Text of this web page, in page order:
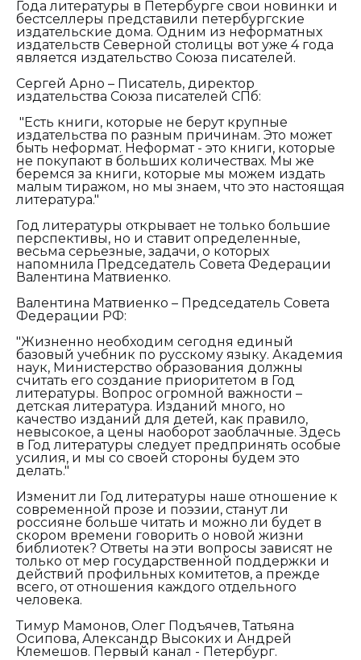
Года литературы в Петербурге свои новинки и
бестселлеры представили петербургские
издательские дома. Одним из неформатных
издательств Северной столицы вот уже 4 года
является издательство Союза писателей.
Сергей Арно – Писатель, директор
издательства Союза писателей СПб:
"Есть книги, которые не берут крупные
издательства по разным причинам. Это может
быть неформат. Неформат - это книги, которые
не покупают в больших количествах. Мы же
беремся за книги, которые мы можем издать
малым тиражом, но мы знаем, что это настоящая
литература."
Год литературы открывает не только большие
перспективы, но и ставит определенные,
весьма серьезные, задачи, о которых
напомнила Председатель Совета Федерации
Валентина Матвиенко.
Валентина Матвиенко – Председатель Совета
Федерации РФ:
"Жизненно необходим сегодня единый
базовый учебник по русскому языку. Академия
наук, Министерство образования должны
считать его создание приоритетом в Год
литературы. Вопрос огромной важности –
детская литература. Изданий много, но
качество изданий для детей, как правило,
невысокое, а цены наоборот заоблачные. Здесь
в Год литературы следует предпринять особые
усилия, и мы со своей стороны будем это
делать."
Изменит ли Год литературы наше отношение к
современной прозе и поэзии, станут ли
россияне больше читать и можно ли будет в
скором времени говорить о новой жизни
библиотек? Ответы на эти вопросы зависят не
только от мер государственной поддержки и
действий профильных комитетов, а прежде
всего, от отношения каждого отдельного
человека.
Тимур Мамонов, Олег Подъячев, Татьяна
Осипова, Александр Высоких и Андрей
Клемешов. Первый канал - Петербург.